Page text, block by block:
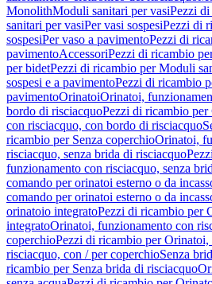
MonolithModuli sanitari per vasiPezzi
sanitari per vasiPer vasi sospesiPezzi di
sospesiPer vaso a pavimentoPezzi di
pavimentoAccessoriPezzi di ricambio
per bidetPezzi di ricambio per Moduli
sospesi e a pavimentoPezzi di ricambio
pavimentoOrinatoiOrinatoi,
bordo di risciacquoPezzi di ricambio
con risciacquo, con bordo di risciacquo
ricambio per Senza coperchioOrinatoi,
risciacquo, senza brida di risciacquo
funzionamento con risciacquo, senza
comando per orinatoi esterno o da
comando per orinatoi esterno o da
orinatoio integratoPezzi di ricambio per
integratoOrinatoi, funzionamento con
coperchioPezzi di ricambio per
risciacquo, con / per coperchioSenza
ricambio per Senza brida di risciacquo